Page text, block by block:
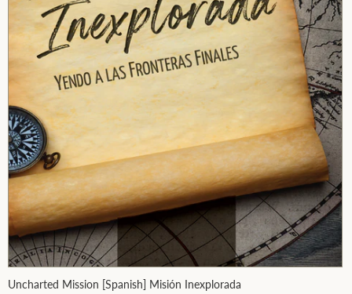
Uncharted Mission [Spanish] Misión Inexplorada